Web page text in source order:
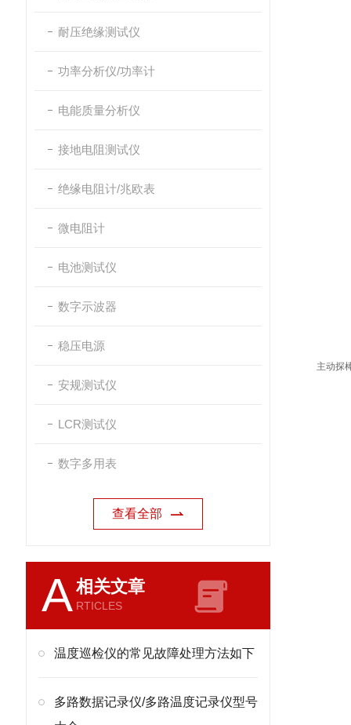
耐压绝缘测试仪
功率分析仪/功率计
电能质量分析仪
接地电阻测试仪
绝缘电阻计/兆欧表
微电阻计
电池测试仪
数字示波器
稳压电源
安规测试仪
LCR测试仪
数字多用表
查看全部
A相关文章
RTICLES
温度巡检仪的常见故障处理方法如下
多路数据记录仪/多路温度记录仪型号
主动探